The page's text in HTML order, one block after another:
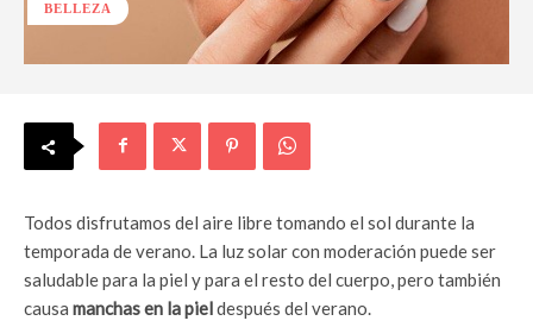
BELLEZA
Todos disfrutamos del aire libre tomando el sol durante la
temporada de verano. La luz solar con moderación puede ser
saludable para la piel y para el resto del cuerpo, pero también
causa manchas en la pieldespués del verano.